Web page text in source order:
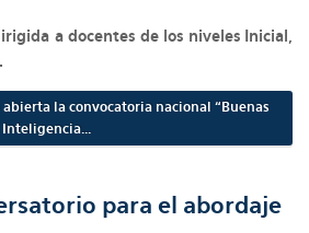
a docentes de los niveles Inicial,
abierta la convocatoria nacional “Buenas
Inteligencia...
para el abordaje